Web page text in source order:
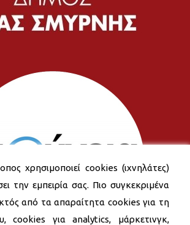
χρησιμοποιεί cookies (ιχνηλάτες)
την εμπειρία σας. Πιο συγκεκριμένα
από τα απαραίτητα cookies για τη
cookies για analytics, μάρκετινγκ,